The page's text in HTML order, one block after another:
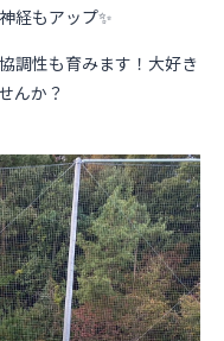
経もアップ✨
調性も育みます！大好き
んか？